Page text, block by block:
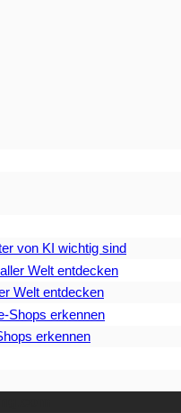
von KI wichtig sind
Welt entdecken
erkennen